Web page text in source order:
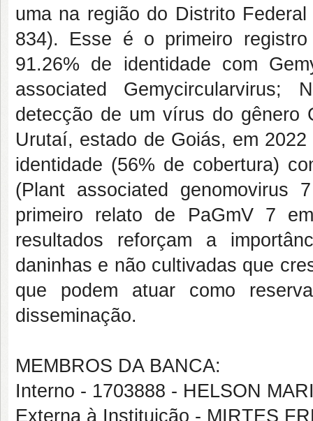
uma na região do Distrito
834). Esse é o primeiro
91.26% de identidade com
associated
detecção de um vírus do gênero
Urutaí, estado de Goiás, em
identidade (56% de cobertura)
(Plant associated genomovirus
primeiro relato de PaGmV 7
resultados reforçam a
daninhas e não cultivadas que
que podem atuar como
disseminação.
MEMBROS DA BANCA:
Interno - 1703888 - HELSON
Externa à Instituição - MIRTES